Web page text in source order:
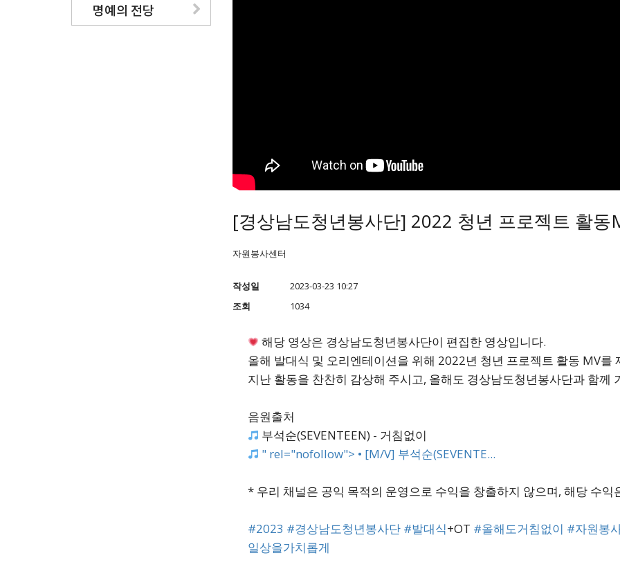
명예의 전당
[경상남도청년봉사단] 2022 청년 프로젝트 활동
자원봉사센터
작성일
2023-03-23 10:27
조회
1034
해당 영상은 경상남도청년봉사단이 편집한 영상입니다.
올해 발대식 및 오리엔테이션을 위해 2022년 청년 프로젝트 활동 MV를
지난 활동을 찬찬히 감상해 주시고, 올해도 경상남도청년봉사단과 함께
음원출처
부석순(SEVENTEEN) - 거침없이
" rel="nofollow"> • [M/V] 부석순(SEVENTE...
* 우리 채널은 공익 목적의 운영으로 수익을 창출하지 않으며, 해당 수
#2023 #경상남도청년봉사단 #발대식+OT #올해도거침없이 #자원봉
일상을가치롭게